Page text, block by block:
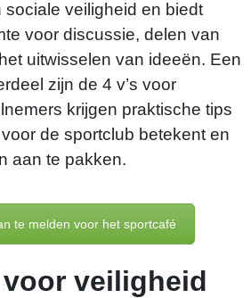
sociale veiligheid en biedt
voor discussie, delen van
uitwisselen van ideeën. Een
zijn de 4 v’s voor
krijgen praktische tips
de sportclub betekent en
aan te pakken.
te melden voor het sportcafé
voor veiligheid